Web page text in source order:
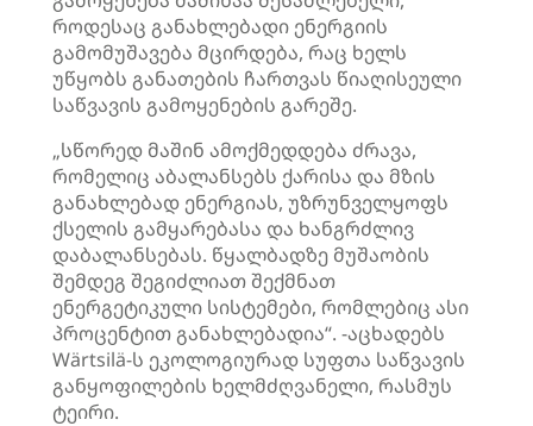
როდესაც განახლებადი ენერგიის
გამომუშავება მცირდება, რაც ხელს
უწყობს განათების ჩართვას წიაღისეული
საწვავის გამოყენების გარეშე.
„სწორედ მაშინ ამოქმედდება ძრავა,
რომელიც აბალანსებს ქარისა და მზის
განახლებად ენერგიას, უზრუნველყოფს
ქსელის გამყარებასა და ხანგრძლივ
დაბალანსებას. წყალბადზე მუშაობის
შემდეგ შეგიძლიათ შექმნათ
ენერგეტიკული სისტემები, რომლებიც ასი
პროცენტით განახლებადია“. -აცხადებს
Wärtsilä-ს ეკოლოგიურად სუფთა საწვავის
განყოფილების ხელმძღვანელი, რასმუს
ტეირი.